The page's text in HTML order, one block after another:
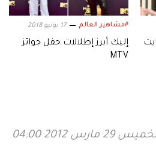
#مشاهير العالم 17 يونيو 2018
إليك أبرز إطلالات حفل جوائز
MTV
29 مارس 2012 04:00